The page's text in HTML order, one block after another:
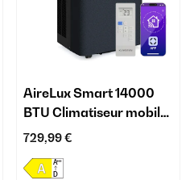
AireLux Smart 14000
BTU Climatiseur mobile
Gris foncé
729,99 €